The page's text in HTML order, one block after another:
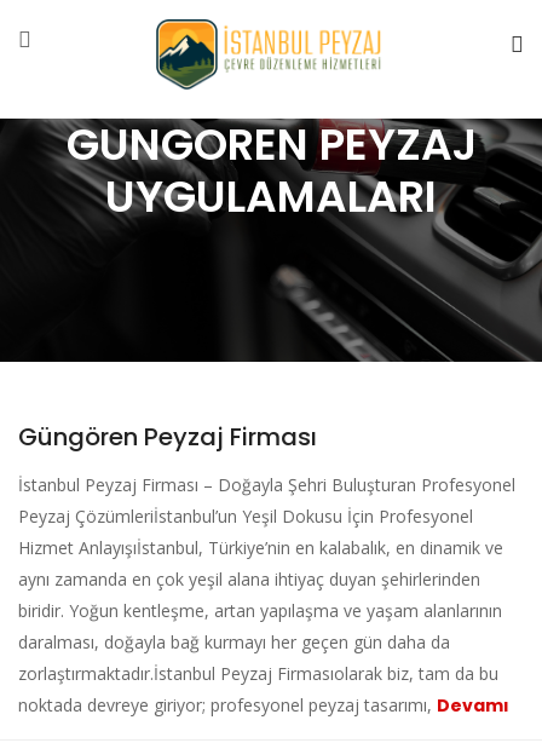
GUNGOREN PEYZAJ
UYGULAMALARI
Güngören Peyzaj Firması
İstanbul Peyzaj Firması – Doğayla Şehri Buluşturan Profesyonel
Peyzaj Çözümleriİstanbul’un Yeşil Dokusu İçin Profesyonel
Hizmet Anlayışıİstanbul, Türkiye’nin en kalabalık, en dinamik ve
aynı zamanda en çok yeşil alana ihtiyaç duyan şehirlerinden
biridir. Yoğun kentleşme, artan yapılaşma ve yaşam alanlarının
daralması, doğayla bağ kurmayı her geçen gün daha da
zorlaştırmaktadır.İstanbul Peyzaj Firmasıolarak biz, tam da bu
noktada devreye giriyor; profesyonel peyzaj tasarımı, Devamı